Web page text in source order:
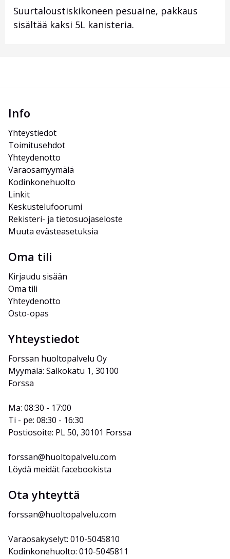
Suurtaloustiskikoneen pesuaine, pakkaus
sisältää kaksi 5L kanisteria.
Info
Yhteystiedot
Toimitusehdot
Yhteydenotto
Varaosamyymälä
Kodinkonehuolto
Linkit
Keskustelufoorumi
Rekisteri- ja tietosuojaseloste
Muuta evästeasetuksia
Oma tili
Kirjaudu sisään
Oma tili
Yhteydenotto
Osto-opas
Yhteystiedot
Forssan huoltopalvelu Oy
Myymälä: Salkokatu 1, 30100
Forssa
Ma: 08:30 - 17:00
Ti - pe: 08:30 - 16:30
Postiosoite: PL 50, 30101 Forssa
forssan@huoltopalvelu.com
Löydä meidät facebookista
Ota yhteyttä
forssan@huoltopalvelu.com
Varaosakyselyt: 010-5045810
Kodinkonehuolto: 010-5045811